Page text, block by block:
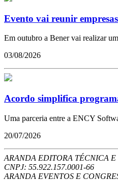
Evento vai reunir
Em outubro a Bener vai realizar
03/08/2026
Acordo simplifica
Uma parceria entre a ENCY
20/07/2026
ARANDA EDITORA TÉCNICA
CNPJ: 55.922.157.0001-66
ARANDA EVENTOS E